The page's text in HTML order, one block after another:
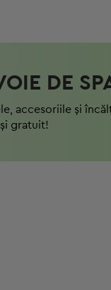
DE
accesoriile și
gratuit!